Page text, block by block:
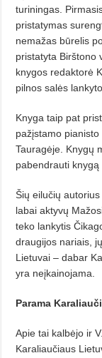
turiningas.
pristatymas
nemažas būrelis
pristatyta Birštono
knygos redaktorė
pilnos salės
Knyga taip pat
pažįstamo
Tauragėje. Knygų
pabendrauti knygą
Šių eilučių
labai aktyvų
teko lankytis
draugijos nariais,
Lietuvai – dabar
yra neįkainojama.
Parama
Apie tai kalbėjo ir
Karaliaučiaus